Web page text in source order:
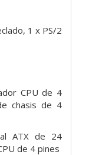
1 x PS/2
CPU de 4
chasis de 4
ATX de 24
de 4 pines